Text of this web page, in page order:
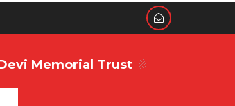
Memorial Trust